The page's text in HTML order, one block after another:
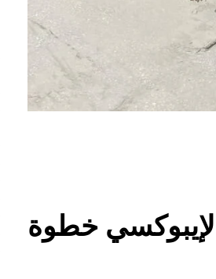
خطوة